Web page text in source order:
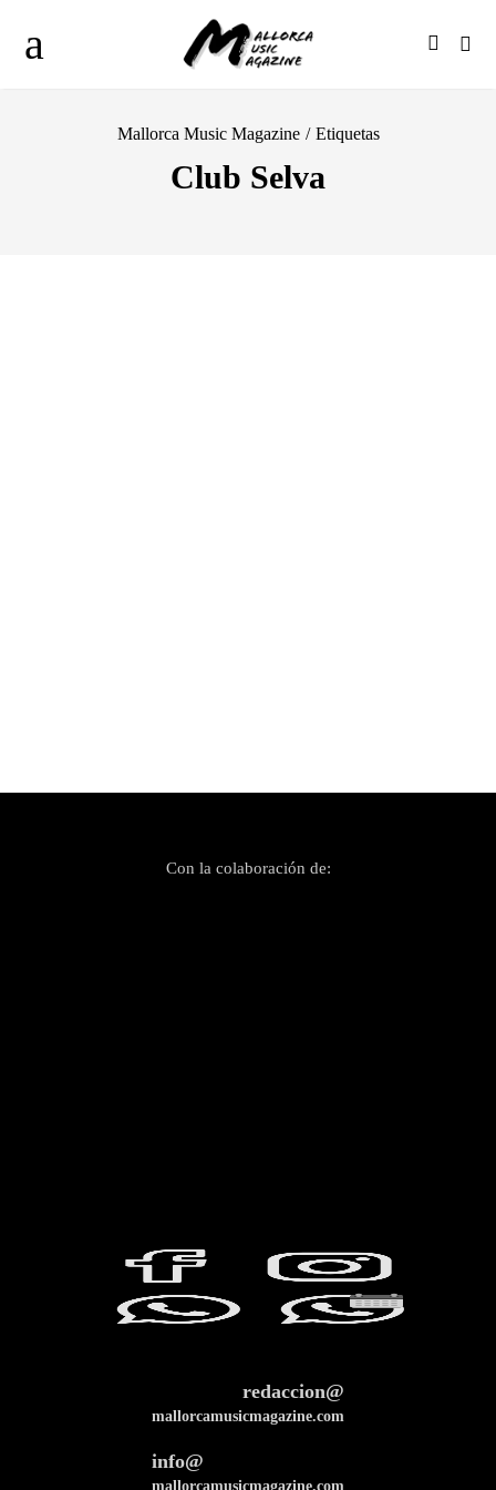
Mallorca Music Magazine / Etiquetas
Club Selva
Con la colaboración de:
redaccion@
mallorcamusicmagazine.com
info@
mallorcamusicmagazine.com